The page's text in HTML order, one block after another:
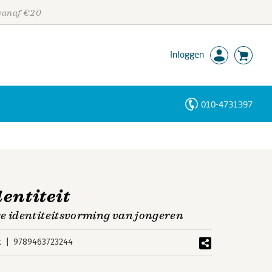
€20
Inloggen
010-4731397
identiteitsvorming van jongeren
9789463723244
Personen